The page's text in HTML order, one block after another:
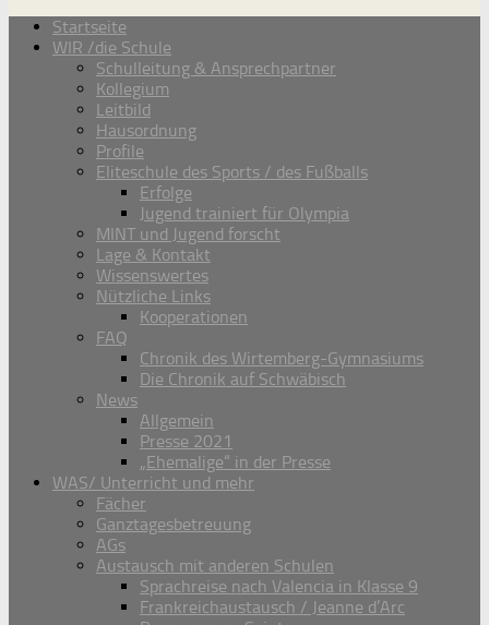
Startseite
WIR /die Schule
Schulleitung & Ansprechpartner
Kollegium
Leitbild
Hausordnung
Profile
Eliteschule des Sports / des Fußballs
Erfolge
Jugend trainiert für Olympia
MINT und Jugend forscht
Lage & Kontakt
Wissenswertes
Nützliche Links
Kooperationen
FAQ
Chronik des Wirtemberg-Gymnasiums
Die Chronik auf Schwäbisch
News
Allgemein
Presse 2021
„Ehemalige“ in der Presse
WAS/ Unterricht und mehr
Fächer
Ganztagesbetreuung
AGs
Austausch mit anderen Schulen
Sprachreise nach Valencia in Klasse 9
Frankreichaustausch / Jeanne d’Arc